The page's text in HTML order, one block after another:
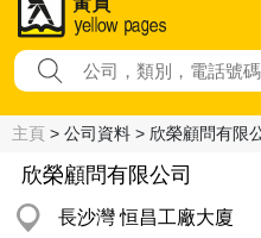
主頁 > 公司資料 > 欣榮顧問有限
欣榮顧問有限公司
長沙灣 恒昌工廠大廈